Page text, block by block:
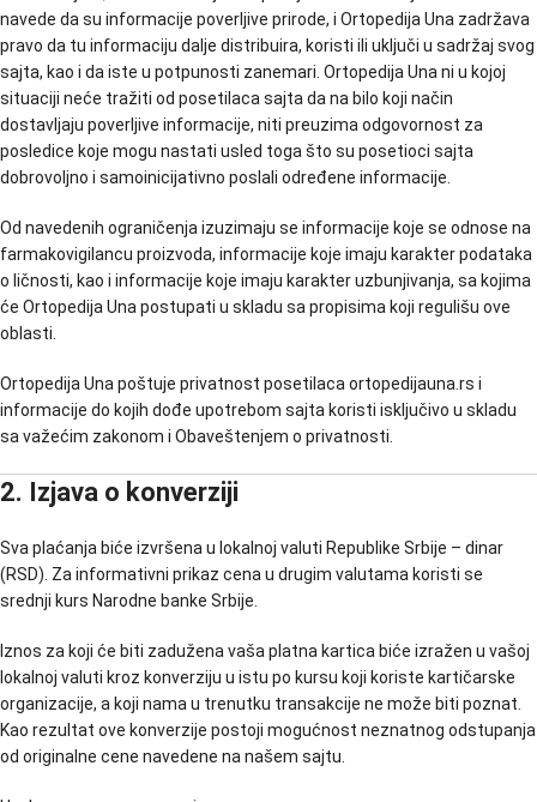
navede da su informacije poverljive prirode, i Ortopedija Una zadržava
pravo da tu informaciju dalje distribuira, koristi ili uključi u sadržaj svog
sajta, kao i da iste u potpunosti zanemari. Ortopedija Una ni u kojoj
situaciji neće tražiti od posetilaca sajta da na bilo koji način
dostavljaju poverljive informacije, niti preuzima odgovornost za
posledice koje mogu nastati usled toga što su posetioci sajta
dobrovoljno i samoinicijativno poslali određene informacije.
Od navedenih ograničenja izuzimaju se informacije koje se odnose na
farmakovigilancu proizvoda, informacije koje imaju karakter podataka
o ličnosti, kao i informacije koje imaju karakter uzbunjivanja, sa kojima
će Ortopedija Una postupati u skladu sa propisima koji regulišu ove
oblasti.
Ortopedija Una poštuje privatnost posetilaca ortopedijauna.rs i
informacije do kojih dođe upotrebom sajta koristi isključivo u skladu
sa važećim zakonom i Obaveštenjem o privatnosti.
2. Izjava o konverziji
Sva plaćanja biće izvršena u lokalnoj valuti Republike Srbije – dinar
(RSD). Za informativni prikaz cena u drugim valutama koristi se
srednji kurs Narodne banke Srbije.
Iznos za koji će biti zadužena vaša platna kartica biće izražen u vašoj
lokalnoj valuti kroz konverziju u istu po kursu koji koriste kartičarske
organizacije, a koji nama u trenutku transakcije ne može biti poznat.
Kao rezultat ove konverzije postoji mogućnost neznatnog odstupanja
od originalne cene navedene na našem sajtu.